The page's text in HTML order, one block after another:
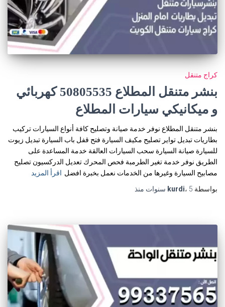
كراج متنقل
بنشر متنقل المطلاع 50805535‬ كهربائي
و ميكانيكي سيارات المطلاع
بنشر متنقل المطلاع نوفر خدمة صيانة وتصليح كافة أنواع السيارات تركيب
بطاريات تبديل تواير تصليح مكيف السيارة فتح قفل باب السيارة تبديل زيوت
للسيارة صيانة السيارة سحب السيارات العالقة خدمة المساعدة على
الطريق نوفر خدمة تغير الطرمبة فحص المحرك تعديل الدركسيون تصليح
مصابيح السيارة وغيرها من الخدمات نعمل بخبرة افضل اقرأ المزيد
بواسطة
kurdi، 5 سنوات منذ